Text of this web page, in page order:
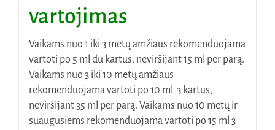
vartojimas
Vaikams nuo 1 iki 3 metų amžiaus rekomenduojama
vartoti po 5 ml du kartus, neviršijant 15 ml per parą.
Vaikams nuo 3 iki 10 metų amžiaus
rekomenduojama vartoti po 10 ml 3 kartus,
neviršijant 35 ml per parą. Vaikams nuo 10 metų ir
suaugusiems rekomenduojama vartoti po 15 ml 3